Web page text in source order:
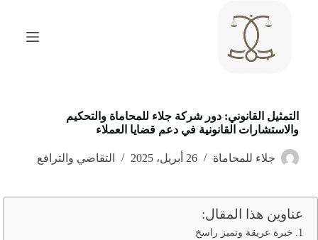
التمثيل القانوني: دور شركة جلاء للمحاماة والتحكيم
والاستشارات القانونية في دعم قضايا العملاء
جلاء للمحاماة 26 أبريل، 2025 التقاضي والترافع
عناوين هذا المقال:
خبرة عريقة وتميز راسخ